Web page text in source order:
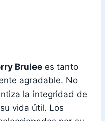
Brulee es tanto
agradable. No
la integridad de
vida útil. Los